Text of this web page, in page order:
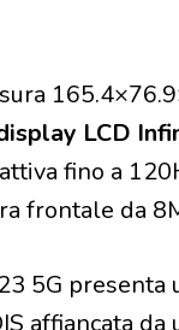
LCD
fino a
frontale da
5G presenta
affiancata